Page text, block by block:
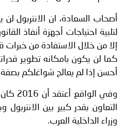
أصحاب السعادة، ان الانتربول
لتلبية احتياجات أجهزة أنفاذ
إلا من خلال الاستفادة من
كما لن يكون بامكانه تطوير
أحسن إذا لم يعالج شواغلكم
وفي
التعاون بقدر كبير بين
وزراء الداخلية العرب.